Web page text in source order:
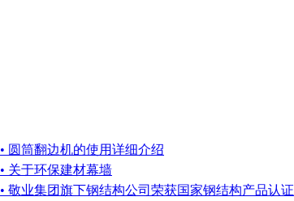
• 圆筒翻边机的使用详细介绍
• 关于环保建材幕墙
• 敬业集团旗下钢结构公司荣获国家钢结构产品认证